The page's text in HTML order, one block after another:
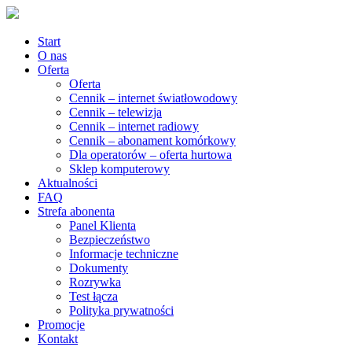
Start
O nas
Oferta
Oferta
Cennik – internet światłowodowy
Cennik – telewizja
Cennik – internet radiowy
Cennik – abonament komórkowy
Dla operatorów – oferta hurtowa
Sklep komputerowy
Aktualności
FAQ
Strefa abonenta
Panel Klienta
Bezpieczeństwo
Informacje techniczne
Dokumenty
Rozrywka
Test łącza
Polityka prywatności
Promocje
Kontakt